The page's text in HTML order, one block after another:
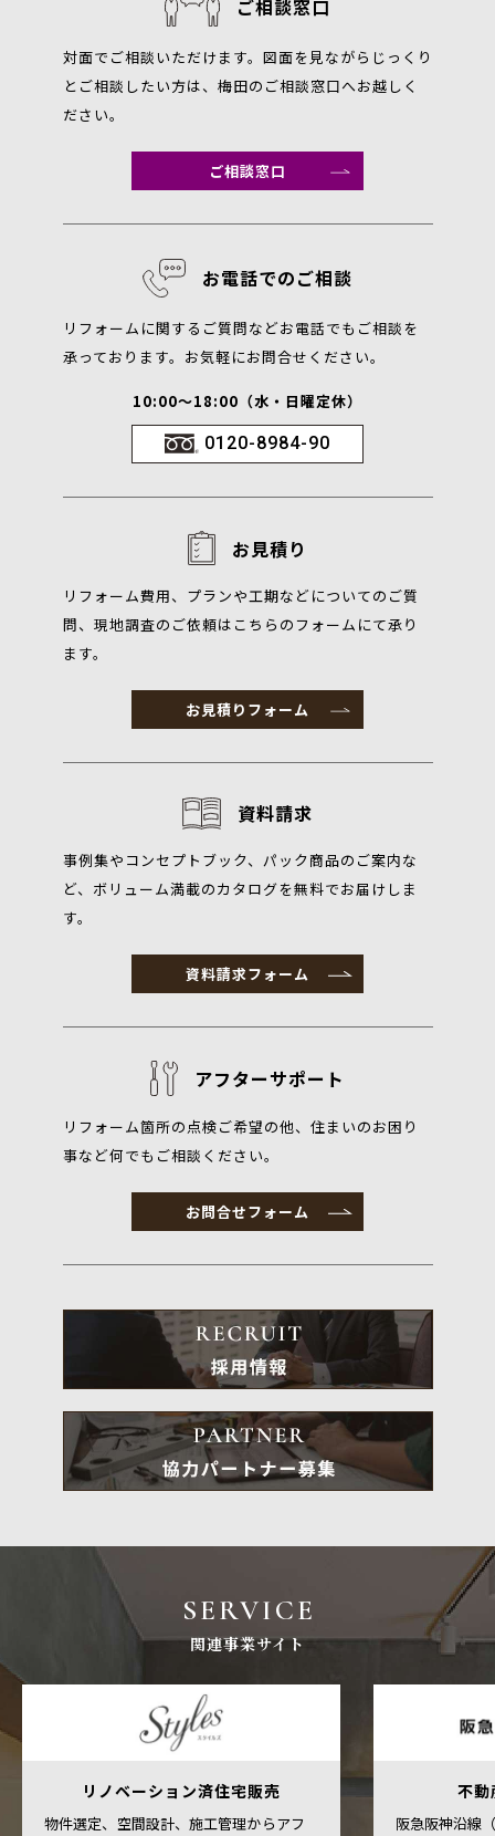
ご相談窓口
対面でご相談いただけます。図面を見ながらじっくり
とご相談したい方は、梅田のご相談窓口へお越しく
ださい。
ご相談窓口
お電話でのご相談
リフォームに関するご質問などお電話でもご相談を
承っております。お気軽にお問合せください。
10:00～18:00（水・日曜定休）
0120-8984-90
お見積り
リフォーム費用、プランや工期などについてのご質
問、現地調査のご依頼はこちらのフォームにて承り
ます。
お見積りフォーム
資料請求
事例集やコンセプトブック、パック商品のご案内な
ど、ボリューム満載のカタログを無料でお届けしま
す。
資料請求フォーム
アフターサポート
リフォーム箇所の点検ご希望の他、住まいのお困り
事など何でもご相談ください。
お問合せフォーム
SERVICE
関連事業サイト
リノベーション済住宅販売
物件選定、空間設計、施工管理からアフ
不動
阪急阪神沿線